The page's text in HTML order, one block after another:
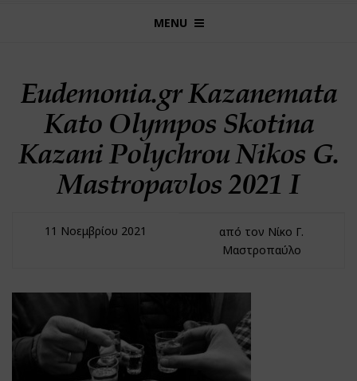
MENU
Eudemonia.gr Kazanemata
Kato Olympos Skotina
Kazani Polychrou Nikos G.
Mastropavlos 2021 I
11 Νοεμβρίου 2021
από τον Νίκο Γ.
Μαστροπαύλο